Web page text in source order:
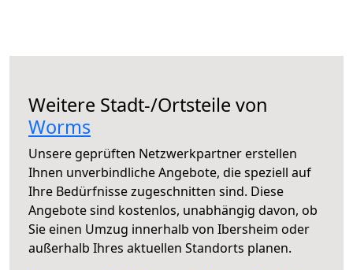
Weitere Stadt-/Ortsteile von
Worms
Unsere geprüften Netzwerkpartner erstellen
Ihnen unverbindliche Angebote, die speziell auf
Ihre Bedürfnisse zugeschnitten sind. Diese
Angebote sind kostenlos, unabhängig davon, ob
Sie einen Umzug innerhalb von Ibersheim oder
außerhalb Ihres aktuellen Standorts planen.